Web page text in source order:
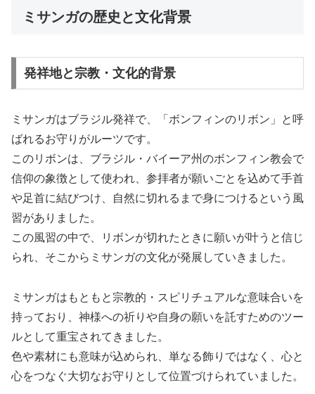
ミサンガの歴史と文化背景
発祥地と宗教・文化的背景
ミサンガはブラジル発祥で、「ボンフィンのリボン」と呼
ばれるお守りがルーツです。
このリボンは、ブラジル・バイーア州のボンフィン教会で
信仰の象徴として使われ、参拝者が願いごとを込めて手首
や足首に結びつけ、自然に切れるまで身につけるという風
習がありました。
この風習の中で、リボンが切れたときに願いが叶うと信じ
られ、そこからミサンガの文化が発展していきました。
ミサンガはもともと宗教的・スピリチュアルな意味合いを
持っており、神様への祈りや自身の願いを託すためのツー
ルとして重宝されてきました。
色や素材にも意味が込められ、単なる飾りではなく、心と
心をつなぐ大切なお守りとして位置づけられていました。